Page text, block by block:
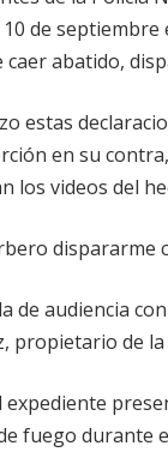
de septiembre
caer abatido,
estas
en su
los videos del
de audiencia
propietario de
fuego durante